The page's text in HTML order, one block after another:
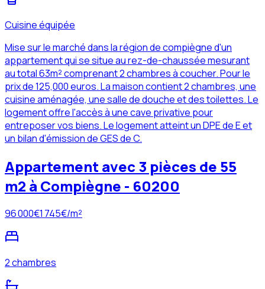
Cuisine équipée
Mise sur le marché dans la région de compiègne d'un
appartement qui se situe au rez-de-chaussée mesurant
au total 63m² comprenant 2 chambres à coucher. Pour le
prix de 125,000 euros. La maison contient 2 chambres, une
cuisine aménagée, une salle de douche et des toilettes. Le
logement offre l'accès à une cave privative pour
entreposer vos biens. Le logement atteint un DPE de E et
un bilan d'émission de GES de C.
Appartement avec 3 pièces de 55
m2 à Compiègne - 60200
96 000€1 745€/m²
2 chambres